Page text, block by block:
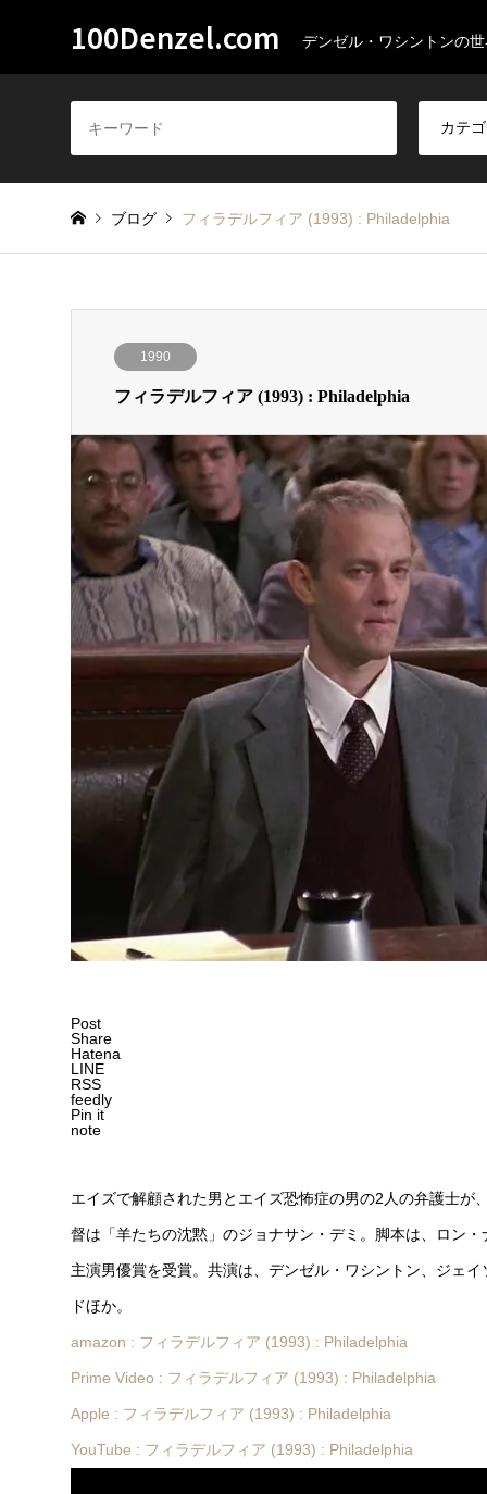
100Denzel.com デンゼル・ワシントンの
ブログ フィラデルフィア (1993) : Philadelphia
1990
フィラデルフィア (1993) : Philadelphia
Post
Share
Hatena
LINE
RSS
feedly
Pin it
note
エイズで解顧された男とエイズ恐怖症の男の2人の弁護士
督は「羊たちの沈黙」のジョナサン・デミ。脚本は、ロン
主演男優賞を受賞。共演は、デンゼル・ワシントン、ジェ
ドほか。
amazon : フィラデルフィア (1993) : Philadelphia
Prime Video : フィラデルフィア (1993) : Philadelphia
Apple : フィラデルフィア (1993) : Philadelphia
YouTube : フィラデルフィア (1993) : Philadelphia